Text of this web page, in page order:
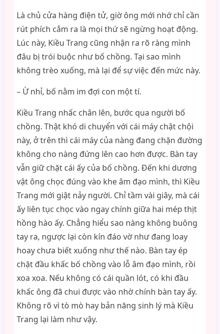
Là chủ cửa hàng điện tử, giờ ông mới nhớ chỉ cần
rút phích cắm ra là mọi thứ sẽ ngừng hoạt động.
Lúc này, Kiều Trang cũng nhận ra rõ ràng mình
đâu bị trói buộc như bố chồng. Tại sao mình
không trèo xuống, mà lại để sự việc đến mức này.
– Ừ nhỉ, bố nằm im đợi con một tí.
Kiều Trang nhấc chân lên, bước qua người bố
chồng. Thật khó di chuyển với cái máy chật chội
này, ở trên thì cái máy của nàng đang chặn đường
không cho nàng đứng lên cao hơn được. Bàn tay
vẫn giữ chặt cái ấy của bố chồng. Đến khi dương
vật ông chọc đúng vào khe âm đạo mình, thì Kiều
Trang mới giật nảy người. Chỉ tầm vài giây, mà cái
ấy liên tục chọc vào ngay chính giữa hai mép thịt
hồng hào ấy. Chẳng hiểu sao nàng không buông
tay ra, ngược lại còn kín đáo vờ như đang loay
hoay chưa biết xuống như thế nào. Bàn tay ép
chặt đầu khấc bố chồng vào lỗ âm đạo mình, rồi
xoa xoa. Nếu không có cái quần lót, có khi đầu
khấc ông đã chui được vào nhờ chính bàn tay ấy.
Không rõ vì tò mò hay bản năng sinh lý mà Kiều
Trang lại làm như vậy.